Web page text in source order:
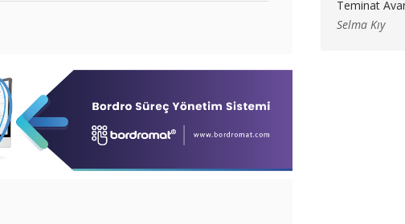
Teminat
Selma Kıy